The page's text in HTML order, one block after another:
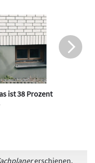
ist 38 Prozent
erschienen.